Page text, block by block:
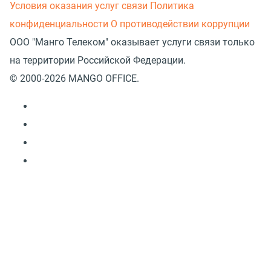
Условия оказания услуг связи Политика
конфиденциальности О противодействии коррупции
ООО "Манго Телеком" оказывает услуги связи только
на территории Российской Федерации.
© 2000-2026 MANGO OFFICE.